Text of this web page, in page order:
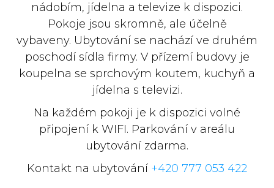
nádobím, jídelna a televize k dispozici.
Pokoje jsou skromně, ale účelně
vybaveny. Ubytování se nachází ve druhém
poschodí sídla firmy. V přízemí budovy je
koupelna se sprchovým koutem, kuchyň a
jídelna s televizi.
Na každém pokoji je k dispozici volné
připojení k WIFI. Parkování v areálu
ubytování zdarma.
Kontakt na ubytování +420 777 053 422